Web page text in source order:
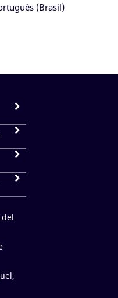
(Brasil)